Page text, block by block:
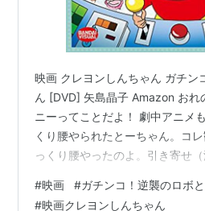
映画 クレヨンしんちゃん ガチン
ん [DVD] 矢島晶子 Amazon おれ
ニーってことだよ！ 劇中アニメ
くり腰やられたとーちゃん。コ
っくり腰やったのよ。引き寄せ
思い入れとかあるのかな。。 タ
#映画 #ガチンコ！逆襲のロボ
#映画クレヨンしんちゃん